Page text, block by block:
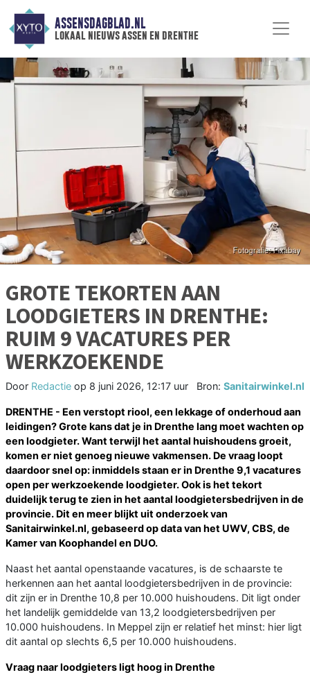
ASSENSDAGBLAD.NL
lokaal nieuws assen en drenthe
GROTE TEKORTEN AAN
LOODGIETERS IN DRENTHE:
RUIM 9 VACATURES PER
WERKZOEKENDE
Door Redactie op 8 juni 2026, 12:17 uur Bron: Sanitairwinkel.nl
DRENTHE - Een verstopt riool, een lekkage of onderhoud aan
leidingen? Grote kans dat je in Drenthe lang moet wachten op
een loodgieter. Want terwijl het aantal huishoudens groeit,
komen er niet genoeg nieuwe vakmensen. De vraag loopt
daardoor snel op: inmiddels staan er in Drenthe 9,1 vacatures
open per werkzoekende loodgieter. Ook is het tekort
duidelijk terug te zien in het aantal loodgietersbedrijven in de
provincie. Dit en meer blijkt uit onderzoek van
Sanitairwinkel.nl, gebaseerd op data van het UWV, CBS, de
Kamer van Koophandel en DUO.
Naast het aantal openstaande vacatures, is de schaarste te
herkennen aan het aantal loodgietersbedrijven in de provincie:
dit zijn er in Drenthe 10,8 per 10.000 huishoudens. Dit ligt onder
het landelijk gemiddelde van 13,2 loodgietersbedrijven per
10.000 huishoudens. In Meppel zijn er relatief het minst: hier ligt
dit aantal op slechts 6,5 per 10.000 huishoudens.
Vraag naar loodgieters ligt hoog in Drenthe